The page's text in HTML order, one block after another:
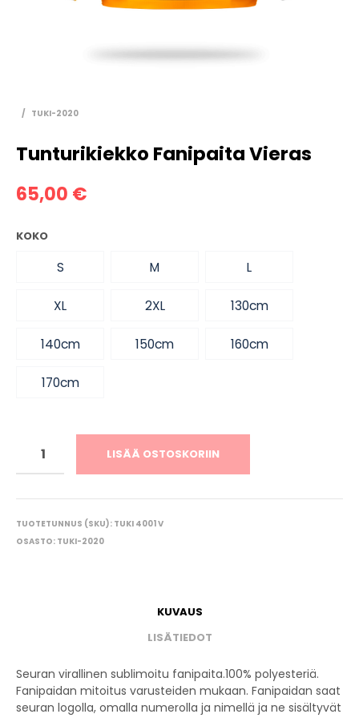
/ TUKI-2020
Tunturikiekko Fanipaita Vieras
65,00 €
KOKO
S M L
XL 2XL 130cm
140cm 150cm 160cm
170cm
LISÄÄ OSTOSKORIIN
TUOTETUNNUS (SKU): TUKI 4001 V
OSASTO: TUKI-2020
KUVAUS
LISÄTIEDOT
Seuran virallinen sublimoitu fanipaita.100% polyesteriä.
Fanipaidan mitoitus varusteiden mukaan. Fanipaidan saat
seuran logolla, omalla numerolla ja nimellä ja ne sisältyvät